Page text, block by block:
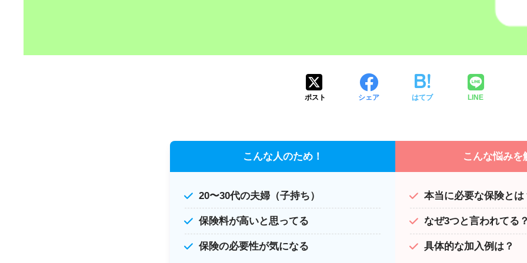
ポスト シェア はてブ LINE
こんな人のため！
20〜30代の夫婦（子持ち）
保険料が高いと思ってる
保険の必要性が気になる
こんな悩みを
本当に必要な保険とは
なぜ3つと言われてる？
具体的な加入例は？